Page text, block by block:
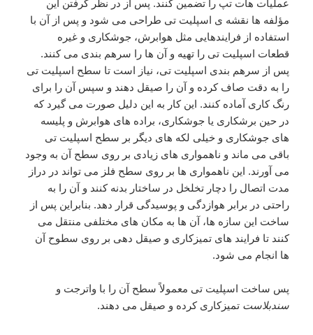
عملیات هات تپ را تضمین کنند. پس از در نظر گرفتن این
مؤلفه ها نقشه ی اسپلیت تی طراحی می شود و پس از آن با
استفاده از فرایندهایی مثل هوابرش، جوشکاری و غیره
قطعات اسپلیت تی را تهیه و آن ها را سرهم بندی می کنند.
پس از سرهم بندی اسپلیت تی، نیاز است تا سطح اسپلیت تی
را به دقت صاف کرده و آن را صیقل دهند و سپس آن را برای
رنگ کاری آماده کنند. این کار به این دلیل صورت می گیرد که
در حین برشکاری یا جوشکاری، براده های هوابرش و پلیسه
های جوشکاری و خیلی لکه های دیگر بر سطح اسپلیت تی
باقی می ماند و ناهمواری های زیادی بر روی سطح آن به وجود
می آورند. این ناهمواری ها بر روی سطح فلز می تواند در دراز
مدت اتصال را دچار تخلخل در ساختار بدنه کنند و آن را به
راحتی در برابر هوازدگی و پوسیدگی قرار دهد. بنابراین پس از
ساخت این سازه ها، آن ها به مکان های مختلفی منتقل می
کنند تا فرایند های تمیزکاری و صیقل دهی بر روی سطوح آن
ها انجام می شود.
پس ساخت اسپلیت تی معمولاً سطح آن را با واترجت و
سندبلاست تمیزکاری کرده و صیقل می دهند.